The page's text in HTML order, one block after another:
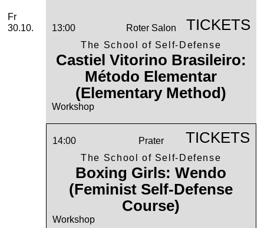
Freitag, 30. Oktober 2026
Fr
30.10.
13:00
Roter Salon
The School of Self-Defense
Castiel Vitorino Brasileiro:
Método Elementar
(Elementary Method)
Workshop
TICKETS
14:00
Prater
The School of Self-Defense
Boxing Girls: Wendo
(Feminist Self-Defense
Course)
Workshop
TICKETS